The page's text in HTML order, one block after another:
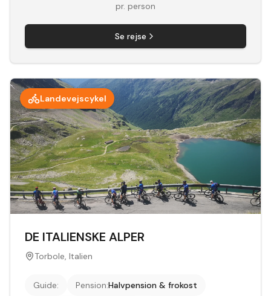
pr. person
Se rejse
Landevejscykel
DE ITALIENSKE ALPER
Torbole, Italien
Guide: Pension:Halvpension & frokost